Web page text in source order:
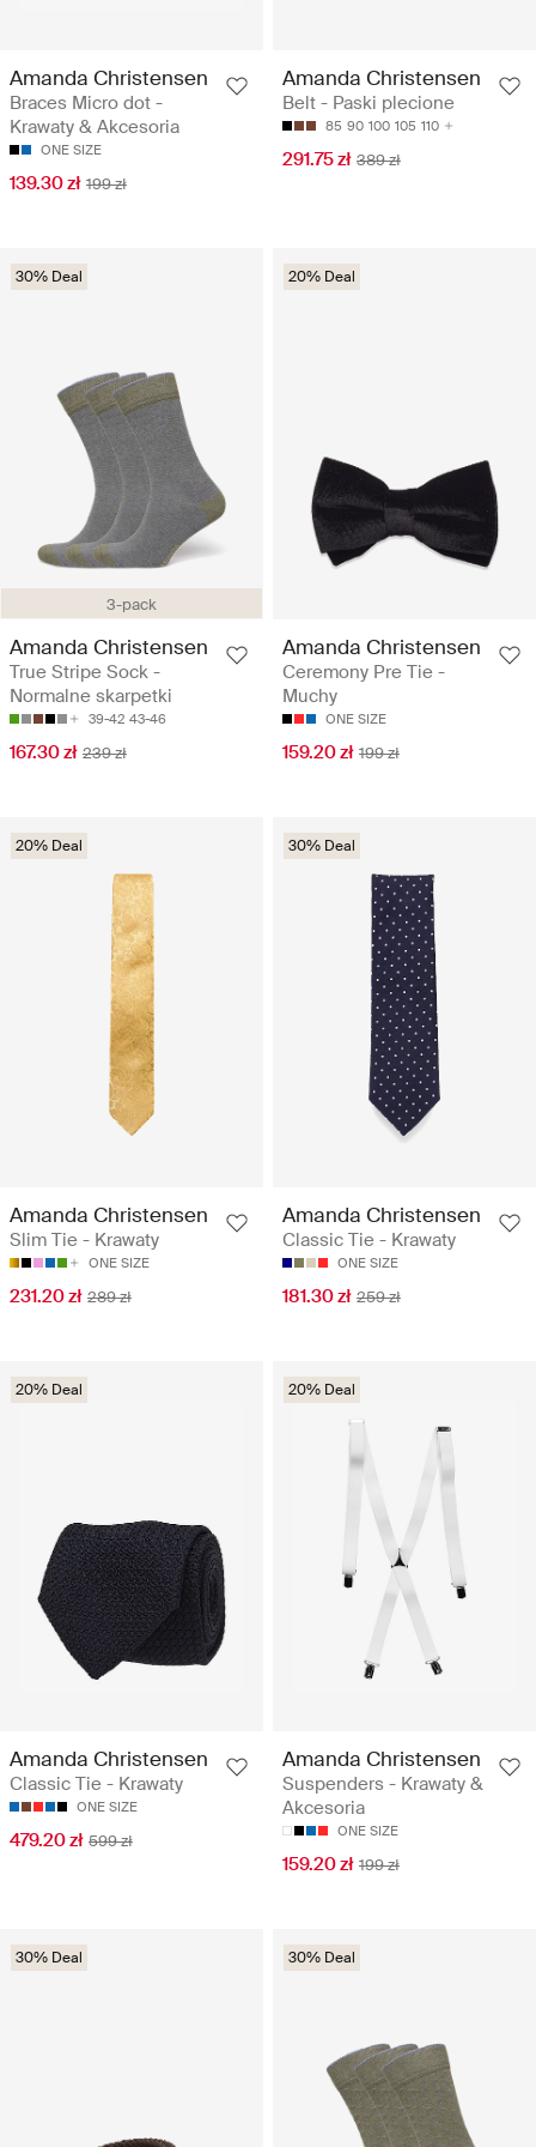
Amanda Christensen
Braces Micro dot -
Krawaty & Akcesoria
ONE SIZE
139.30 zł 199 zł
Amanda Christensen
Belt - Paski plecione
85 90 100 105 110
291.75 zł 389 zł
3-pack
30% Deal
Amanda Christensen
True Stripe Sock -
Normalne skarpetki
39-42 43-46
167.30 zł 239 zł
20% Deal
Amanda Christensen
Ceremony Pre Tie -
Muchy
ONE SIZE
159.20 zł 199 zł
20% Deal
Amanda Christensen
Slim Tie - Krawaty
ONE SIZE
231.20 zł 289 zł
30% Deal
Amanda Christensen
Classic Tie - Krawaty
ONE SIZE
181.30 zł 259 zł
20% Deal
Amanda Christensen
Classic Tie - Krawaty
ONE SIZE
479.20 zł 599 zł
20% Deal
Amanda Christensen
Suspenders - Krawaty &
Akcesoria
ONE SIZE
159.20 zł 199 zł
30% Deal 30% Deal